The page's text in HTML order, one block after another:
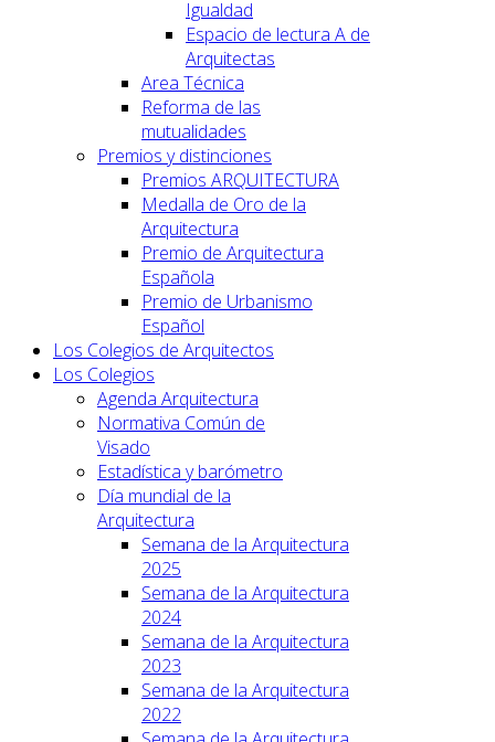
Igualdad
Espacio de lectura A de
Arquitectas
Area Técnica
Reforma de las
mutualidades
Premios y distinciones
Premios ARQUITECTURA
Medalla de Oro de la
Arquitectura
Premio de Arquitectura
Española
Premio de Urbanismo
Español
Los Colegios de Arquitectos
Los Colegios
Agenda Arquitectura
Normativa Común de
Visado
Estadística y barómetro
Día mundial de la
Arquitectura
Semana de la Arquitectura
2025
Semana de la Arquitectura
2024
Semana de la Arquitectura
2023
Semana de la Arquitectura
2022